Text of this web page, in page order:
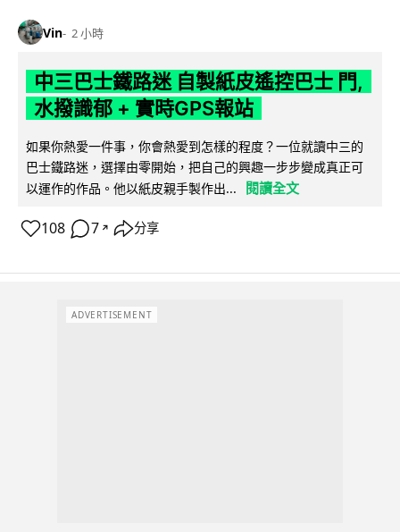
Vin 2 小時
中三巴士鐵路迷 自製紙皮遙控巴士 門,
水撥識郁 + 實時GPS報站
如果你熱愛一件事，你會熱愛到怎樣的程度？一位就讀中三的
巴士鐵路迷，選擇由零開始，把自己的興趣一步步變成真正可
以運作的作品。他以紙皮親手製作出...
閱讀全文
108 7 ↗ 分享
ADVERTISEMENT